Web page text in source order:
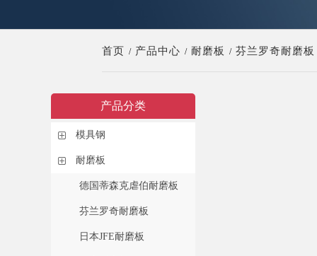
首页 / 产品中心 / 耐磨板 / 芬兰罗奇耐磨板
产品分类
模具钢
耐磨板
德国蒂森克虐伯耐磨板
芬兰罗奇耐磨板
日本JFE耐磨板